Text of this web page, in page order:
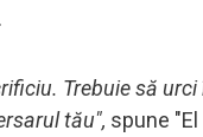
Trebuie să
tău", spune